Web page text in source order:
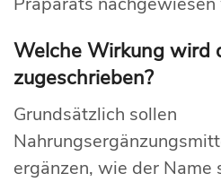
Welche Wirkung wird
zugeschrieben?
Grundsätzlich sollen
ergänzen, wie der Name